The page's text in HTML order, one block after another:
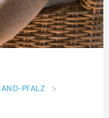
PFALZ
>